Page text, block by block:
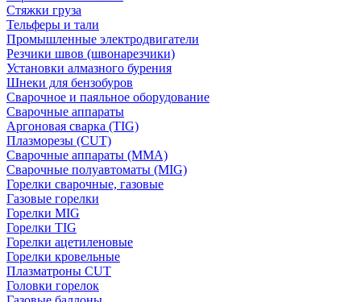
Стяжки груза
Тельферы и тали
Промышленные электродвигатели
Резчики швов (швонарезчики)
Установки алмазного бурения
Шнеки для бензобуров
Сварочное и паяльное оборудование
Сварочные аппараты
Аргоновая сварка (TIG)
Плазморезы (CUT)
Сварочные аппараты (MMA)
Сварочные полуавтоматы (MIG)
Горелки сварочные, газовые
Газовые горелки
Горелки MIG
Горелки TIG
Горелки ацетиленовые
Горелки кровельные
Плазматроны CUT
Головки горелок